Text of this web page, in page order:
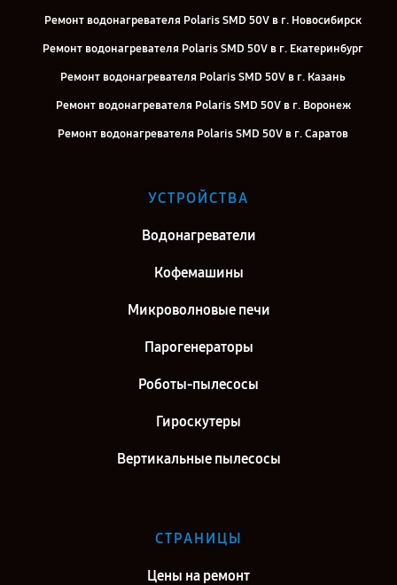
Ремонт водонагревателя Polaris SMD 50V в г. Новосибирск
Ремонт водонагревателя Polaris SMD 50V в г. Екатеринбург
Ремонт водонагревателя Polaris SMD 50V в г. Казань
Ремонт водонагревателя Polaris SMD 50V в г. Воронеж
Ремонт водонагревателя Polaris SMD 50V в г. Саратов
Ремонт водонагревателя Polaris SMD 50V в г. Киров
Ремонт водонагревателя Polaris SMD 50V в г. Санкт-Петербург
УСТРОЙСТВА
Водонагреватели
Кофемашины
Микроволновые печи
Парогенераторы
Роботы-пылесосы
Гироскутеры
Вертикальные пылесосы
СТРАНИЦЫ
Цены на ремонт